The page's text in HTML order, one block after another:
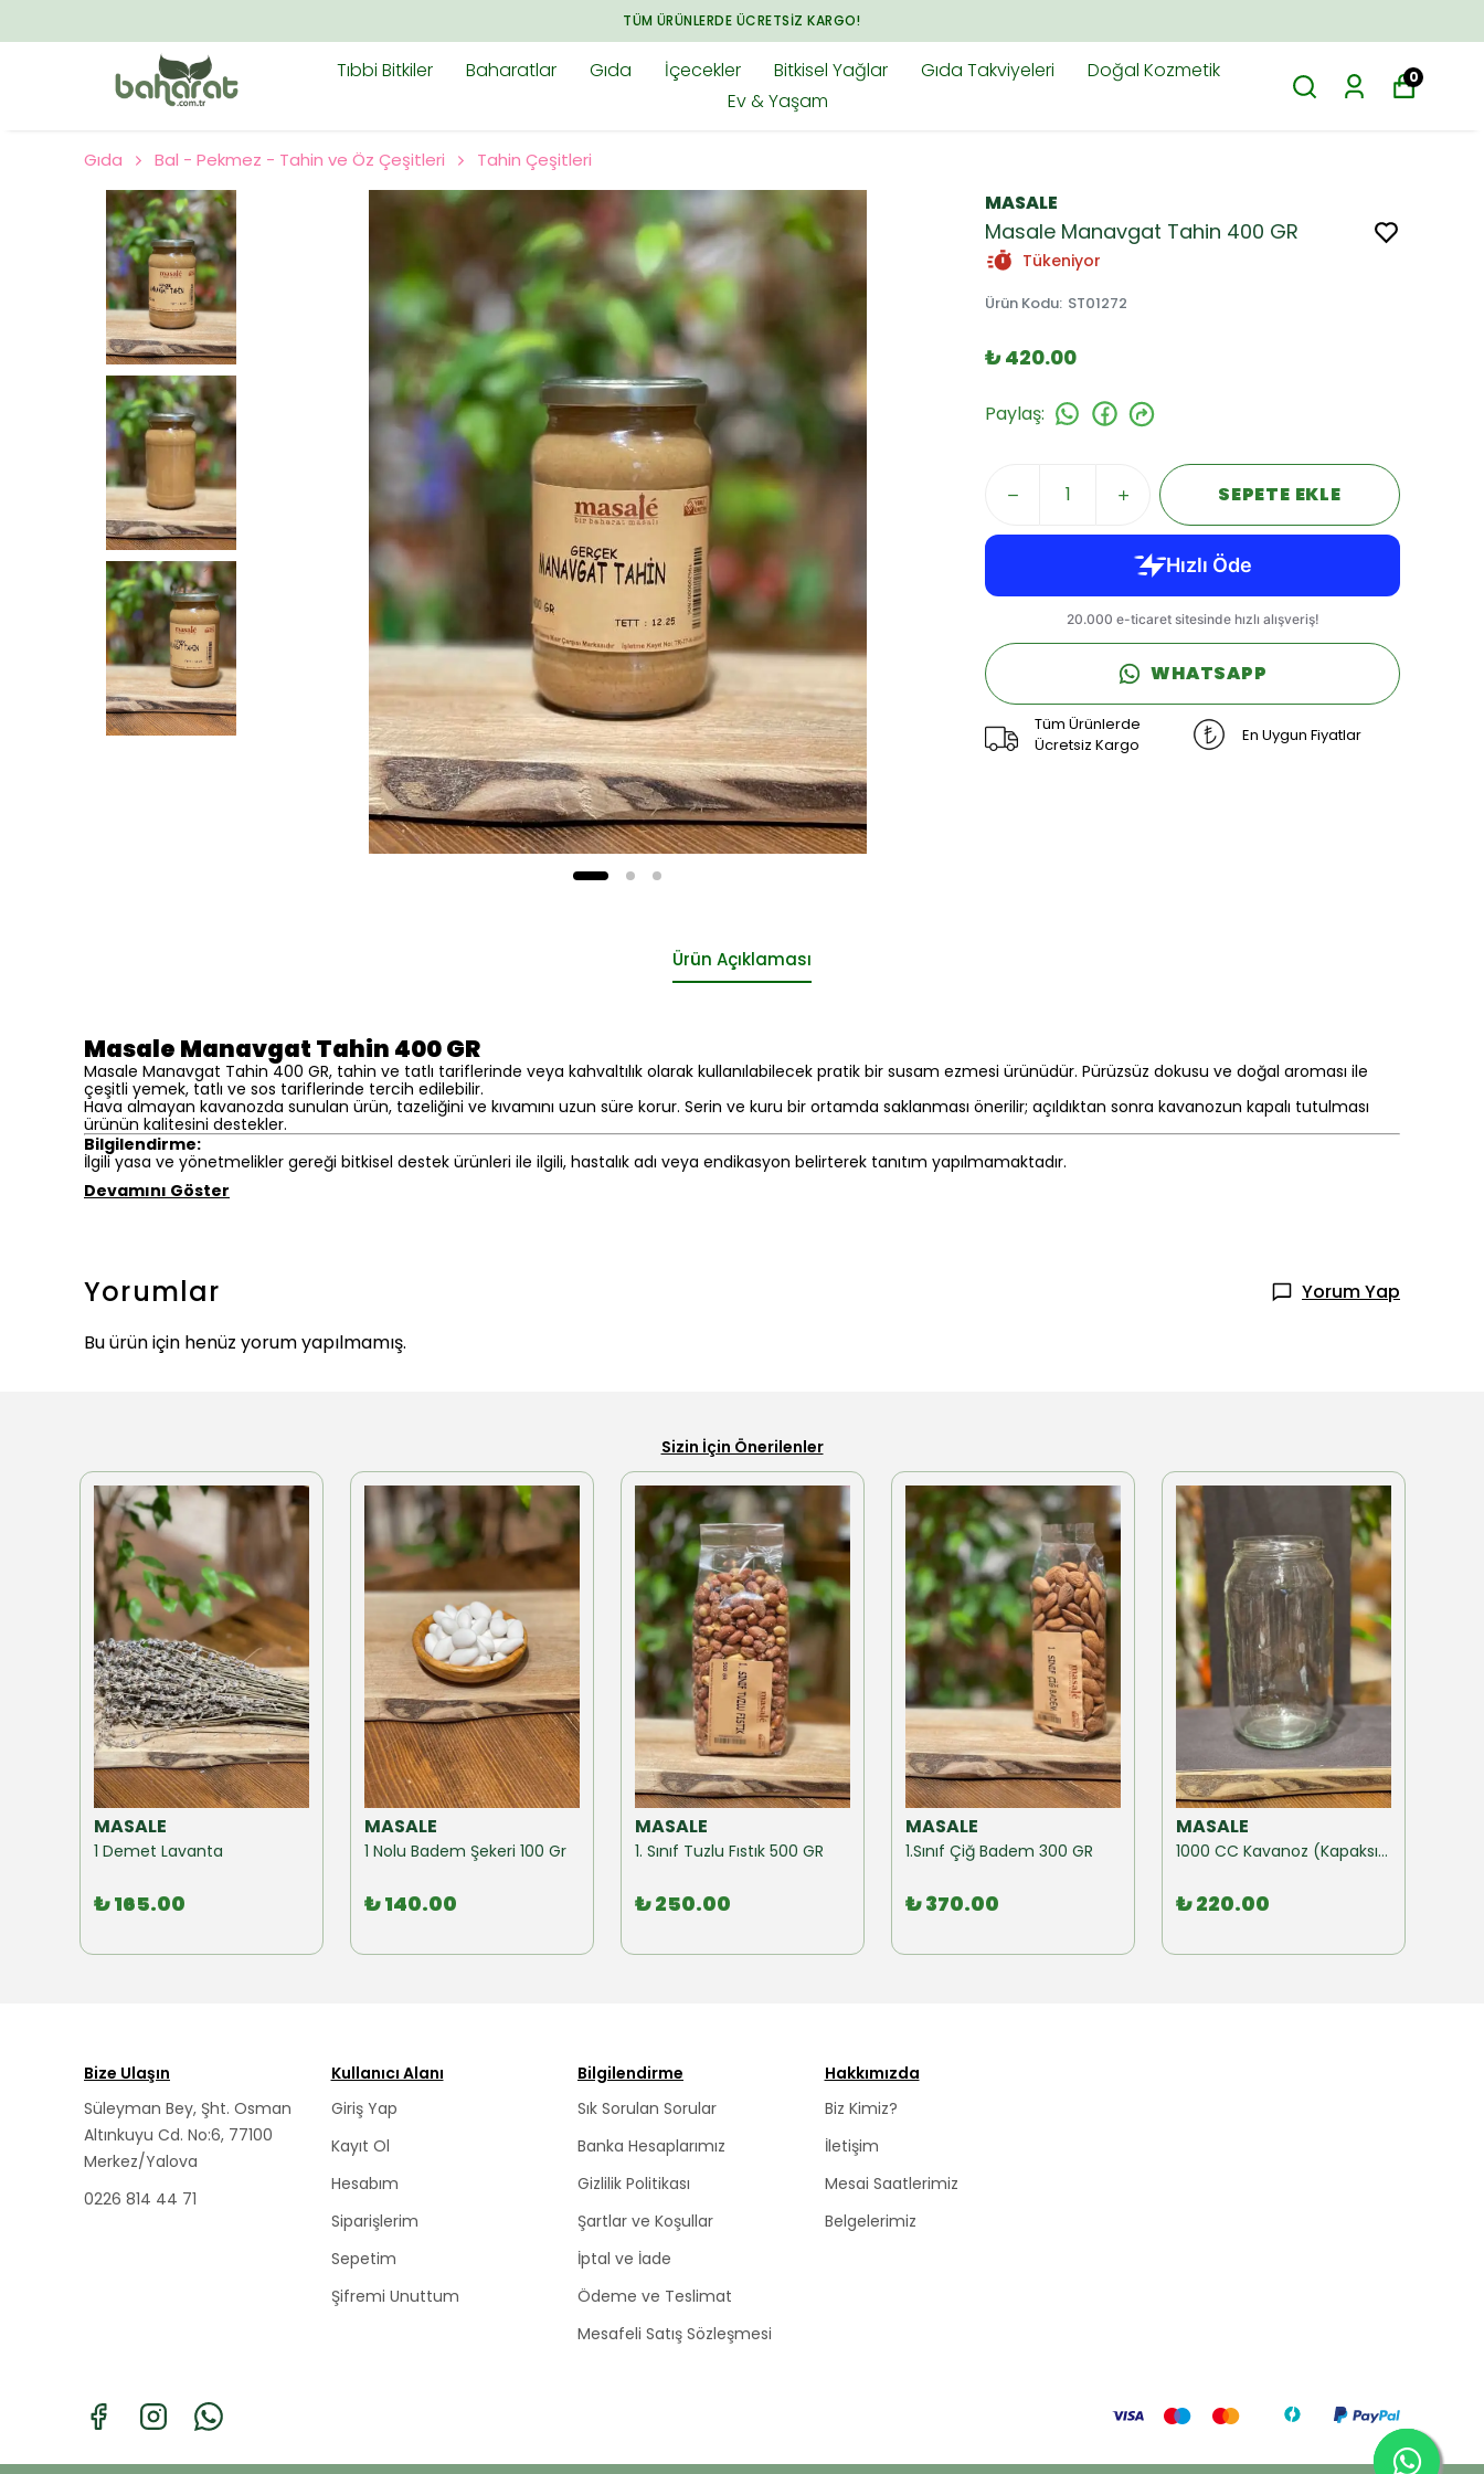
Tıbbi Bitkiler Baharatlar Gıda İçecekler Bitkisel Yağlar Gıda Takviyeleri
Doğal Kozmetik
Ev & Yaşam
0
Gıda Bal - Pekmez - Tahin ve Öz Çeşitleri Tahin Çeşitleri
MASALE
Masale Manavgat Tahin 400 GR
Tükeniyor
Ürün Kodu: ST01272
₺ 420.00
Paylaş:
SEPETE EKLE
WHATSAPP
Tüm Ürünlerde
Ücretsiz Kargo
En Uygun Fiyatlar
Ürün Açıklaması
Masale Manavgat Tahin 400 GR
Masale Manavgat Tahin 400 GR, tahin ve tatlı tariflerinde veya kahvaltılık olarak kullanılabilecek pratik bir susam ezmesi ürünüdür. Pürüzsüz dokusu ve doğal aroması ile
çeşitli yemek, tatlı ve sos tariflerinde tercih edilebilir.
Hava almayan kavanozda sunulan ürün, tazeliğini ve kıvamını uzun süre korur. Serin ve kuru bir ortamda saklanması önerilir; açıldıktan sonra kavanozun kapalı tutulması
ürünün kalitesini destekler.
Bilgilendirme:
İlgili yasa ve yönetmelikler gereği bitkisel destek ürünleri ile ilgili, hastalık adı veya endikasyon belirterek tanıtım yapılmamaktadır.
Devamını Göster
Yorumlar
Yorum Yap
Bu ürün için henüz yorum yapılmamış.
Sizin İçin Önerilenler
MASALE
1 Demet Lavanta
₺ 165.00
MASALE
1 Nolu Badem Şekeri 100 Gr
₺ 140.00
MASALE
1. Sınıf Tuzlu Fıstık 500 GR
₺ 250.00
MASALE
1.Sınıf Çiğ Badem 300 GR
₺ 370.00
MASALE
1000 CC Kavanoz (Kapaksız) 10 Adet
₺ 220.00
Bize Ulaşın
Süleyman Bey, Şht. Osman
Altınkuyu Cd. No:6, 77100
Merkez/Yalova
0226 814 44 71
Kullanıcı Alanı
Giriş Yap
Kayıt Ol
Hesabım
Siparişlerim
Sepetim
Şifremi Unuttum
Bilgilendirme
Sık Sorulan Sorular
Banka Hesaplarımız
Gizlilik Politikası
Şartlar ve Koşullar
İptal ve İade
Ödeme ve Teslimat
Mesafeli Satış Sözleşmesi
Hakkımızda
Biz Kimiz?
İletişim
Mesai Saatlerimiz
Belgelerimiz